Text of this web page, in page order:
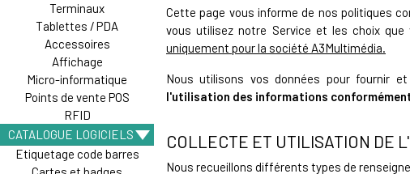
Terminaux
Tablettes / PDA
Accessoires
Affichage
Micro-informatique
Points de vente POS
RFID
CATALOGUE LOGICIELS
Etiquetage code barres
Cette page vous informe de nos politiques
vous utilisez notre Service et les choix
uniquement pour la société A3Multimédia.
Nous utilisons vos données pour fournir
l'utilisation des informations
COLLECTE ET UTILISATION DE
Nous recueillons différents types de